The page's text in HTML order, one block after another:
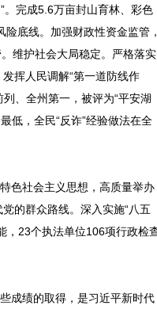
。完成5.6万亩封山育林、彩色
底线。加强财政性资金监管，
维护社会大局稳定。严格落实
挥人民调解“第一道防线作
、全州第一，被评为“平安湖
低，全民“反诈”经验做法在全
色社会主义思想，高质量举办
的群众路线。深入实施“八五
，23个执法单位106项行政检
成绩的取得，是习近平新时代